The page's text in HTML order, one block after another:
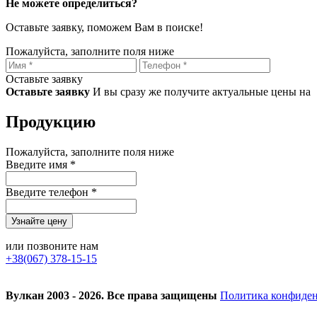
Не можете определиться?
Оставьте заявку, поможем Вам в поиске!
Пожалуйста, заполните поля ниже
Оставьте заявку
Оставьте заявку И вы сразу же получите актуальные цены на
Продукцию
Пожалуйста, заполните поля ниже
Введите имя *
Введите телефон *
или позвоните нам
+38(067) 378-15-15
Вулкан 2003 - 2026. Все права защищены Политика